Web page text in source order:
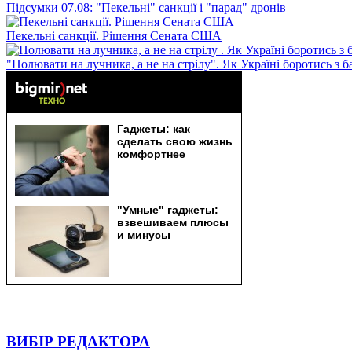
Підсумки 07.08: "Пекельні" санкції і "парад" дронів
Пекельні санкції. Рішення Сената США
"Полювати на лучника, а не на стрілу". Як Україні боротись з
ВИБІР РЕДАКТОРА